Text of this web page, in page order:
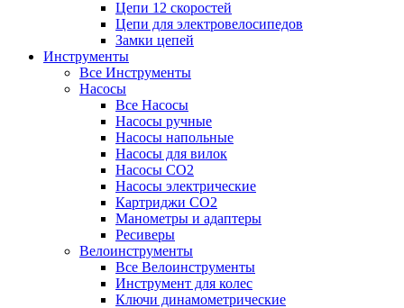
Цепи 12 скоростей
Цепи для электровелосипедов
Замки цепей
Инструменты
Все Инструменты
Насосы
Все Насосы
Насосы ручные
Насосы напольные
Насосы для вилок
Насосы CO2
Насосы электрические
Картриджи CO2
Манометры и адаптеры
Ресиверы
Велоинструменты
Все Велоинструменты
Инструмент для колес
Ключи динамометрические